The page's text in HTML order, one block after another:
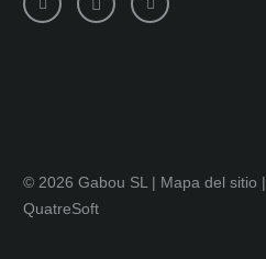
© 2026 Gabou SL | Mapa del sitio |
QuatreSoft